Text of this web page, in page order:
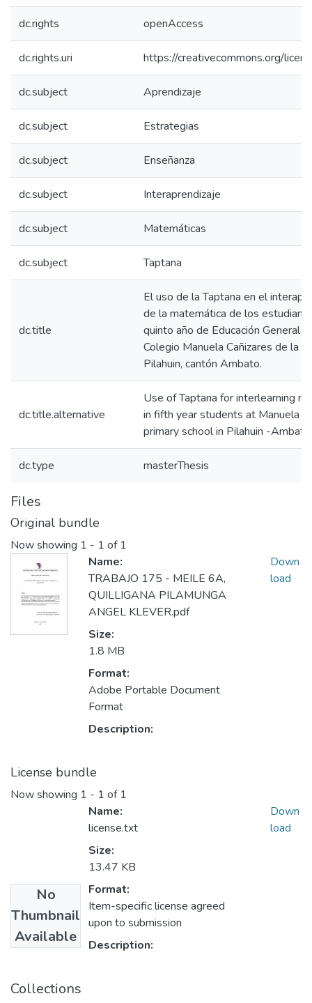
dc.rights openAccess
dc.rights.uri https://creativecommons.org/
dc.subject Aprendizaje
dc.subject Estrategias
dc.subject Enseñanza
dc.subject Interaprendizaje
dc.subject Matemáticas
dc.subject Taptana
dc.title
El uso de la Taptana en el
de la matemática de los
quinto año de Educación General
Colegio Manuela Cañizares de la
Pilahuin, cantón Ambato.
dc.title.alternative
Use of Taptana for interlearning
in fifth year students at Manuela
primary school in Pilahuin -Ambato
dc.type masterThesis
Files
Original bundle
Now showing 1 - 1 of 1
Name:
TRABAJO 175 - MEILE 6A,
QUILLIGANA PILAMUNGA
ANGEL KLEVER.pdf
Size:
1.8 MB
Format:
Adobe Portable Document
Format
Description:
Down
load
License bundle
Now showing 1 - 1 of 1
No
Thumbnail
Available
Name:
license.txt
Size:
13.47 KB
Format:
Item-specific license agreed
upon to submission
Description:
Down
load
Collections